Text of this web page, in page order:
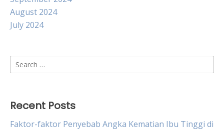
August 2024
July 2024
Search
for:
Recent Posts
Faktor-faktor Penyebab Angka Kematian Ibu Tinggi di